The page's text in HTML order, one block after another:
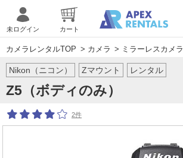
未ログイン カート
カメラレンタルTOP > カメラ > ミラーレスカメラ
Nikon（ニコン）
Z5（ボディのみ）
Zマウント レンタル
2件